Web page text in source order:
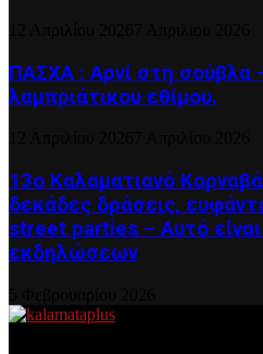
ΠΑΣΧΑ : Αρνί στη σούβλα
λαμπριάτικου εθίμου.
13ο Καλαματιανό
δεκάδες δράσεις,
street parties – Αυτό
εκδηλώσεων